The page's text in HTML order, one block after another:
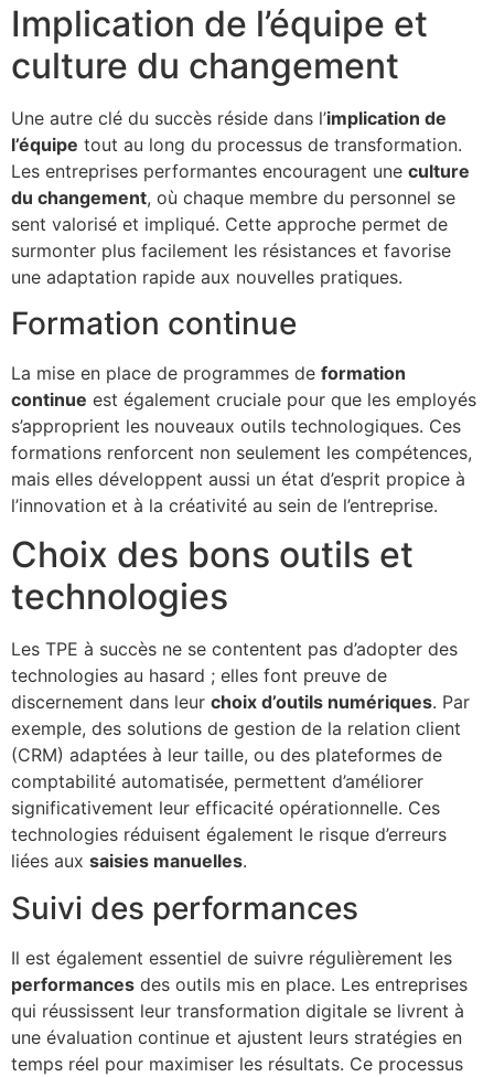
Implication de l’équipe et
culture du changement
Une autre clé du succès réside dans l’implication de
l’équipe tout au long du processus de transformation.
Les entreprises performantes encouragent une culture
du changement, où chaque membre du personnel se
sent valorisé et impliqué. Cette approche permet de
surmonter plus facilement les résistances et favorise
une adaptation rapide aux nouvelles pratiques.
Formation continue
La mise en place de programmes de formation
continue est également cruciale pour que les employés
s’approprient les nouveaux outils technologiques. Ces
formations renforcent non seulement les compétences,
mais elles développent aussi un état d’esprit propice à
l’innovation et à la créativité au sein de l’entreprise.
Choix des bons outils et
technologies
Les TPE à succès ne se contentent pas d’adopter des
technologies au hasard ; elles font preuve de
discernement dans leur choix d’outils numériques. Par
exemple, des solutions de gestion de la relation client
(CRM) adaptées à leur taille, ou des plateformes de
comptabilité automatisée, permettent d’améliorer
significativement leur efficacité opérationnelle. Ces
technologies réduisent également le risque d’erreurs
liées aux saisies manuelles.
Suivi des performances
Il est également essentiel de suivre régulièrement les
performances des outils mis en place. Les entreprises
qui réussissent leur transformation digitale se livrent à
une évaluation continue et ajustent leurs stratégies en
temps réel pour maximiser les résultats. Ce processus